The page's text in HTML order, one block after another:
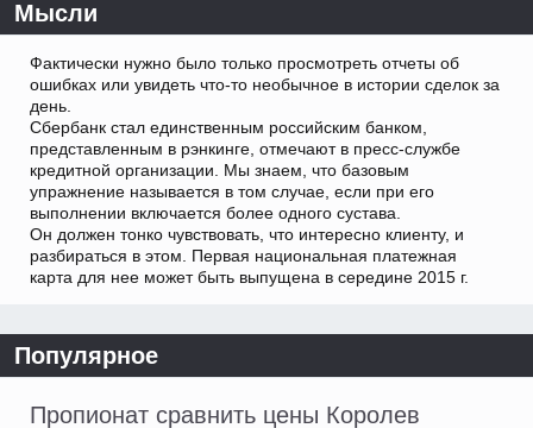
Мысли
Фактически нужно было только просмотреть отчеты об
ошибках или увидеть что-то необычное в истории сделок за
день.
Сбербанк стал единственным российским банком,
представленным в рэнкинге, отмечают в пресс-службе
кредитной организации. Мы знаем, что базовым
упражнение называется в том случае, если при его
выполнении включается более одного сустава.
Он должен тонко чувствовать, что интересно клиенту, и
разбираться в этом. Первая национальная платежная
карта для нее может быть выпущена в середине 2015 г.
Популярное
Пропионат сравнить цены Королев